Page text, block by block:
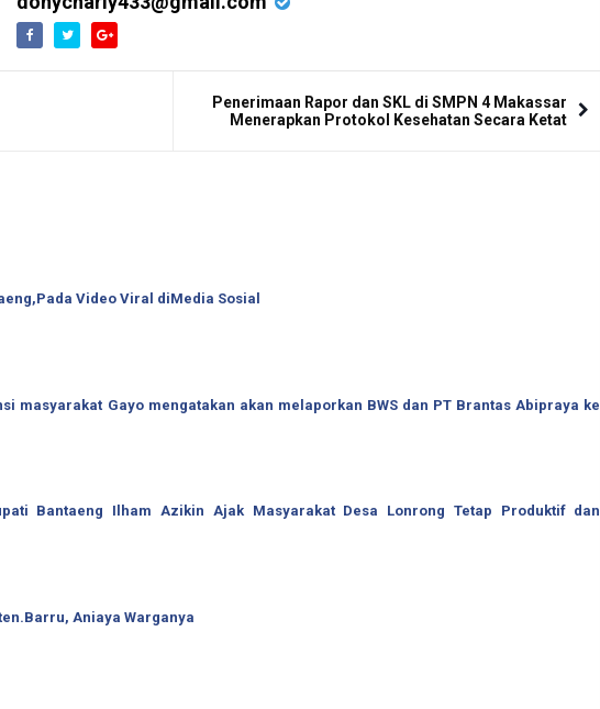
Penerimaan Rapor dan SKL di SMPN 4 Makassar
Menerapkan Protokol Kesehatan Secara Ketat
Video Viral diMedia Sosial
masyarakat Gayo mengatakan akan melaporkan BWS dan PT Brantas Abipraya ke
Bantaeng Ilham Azikin Ajak Masyarakat Desa Lonrong Tetap Produktif dan
Aniaya Warganya